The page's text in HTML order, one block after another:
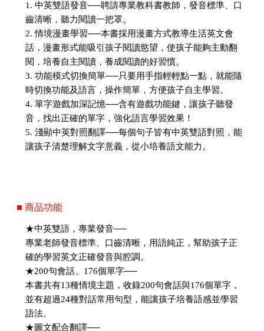
1. 中英雙語發音──聘請專業教科書教師，發音標準、口
齒清晰，聽力閱讀一把罩。
2. 情境漫畫學習──本書採用漫畫方式教導生活英文會
話，漫畫形式能吸引孩子閱讀慾望，使孩子能夠主動翻
閱，培養自主閱讀，養成閱讀的好習慣。
3. 功能模式切換簡單──只要用手指輕輕點一點，就能隨
時切換功能及語言，操作簡單，方便孩子自主學習。
4. 單字遊戲加深記憶──含有遊戲功能鍵，讓孩子聽發
音，找出正確的單字，強化語言學習效果！
5. 淺顯中英對照翻譯──每個句子皆有中英雙語對照，能
讓孩子清楚理解文字意義，從小培養語文能力。
■ 商品功能
★中英雙語，專業發音──
專業老師發音標準、口齒清晰，用語純正，幫助孩子正
確的學習英文正確發音與腔調。
★200句會話、176個單字──
本書共有13種情境主題，收錄200句會話與176個單字，
並有超過24種對話常用句型，能讓孩子培養語感並學習
語法。
★圖文配合翻譯──